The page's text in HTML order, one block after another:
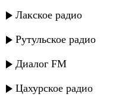
Лакское радио
Рутульское радио
Диалог FM
Цахурское радио
Магомедзапир